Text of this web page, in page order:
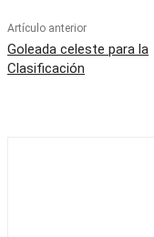
Artículo anterior
Goleada celeste para la
Clasificación